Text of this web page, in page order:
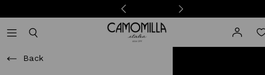
Camomilla Italia®
Back